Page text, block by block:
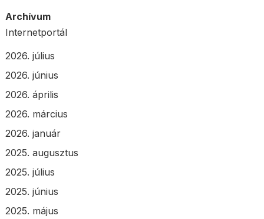
Archívum
Internetportál
2026. július
2026. június
2026. április
2026. március
2026. január
2025. augusztus
2025. július
2025. június
2025. május